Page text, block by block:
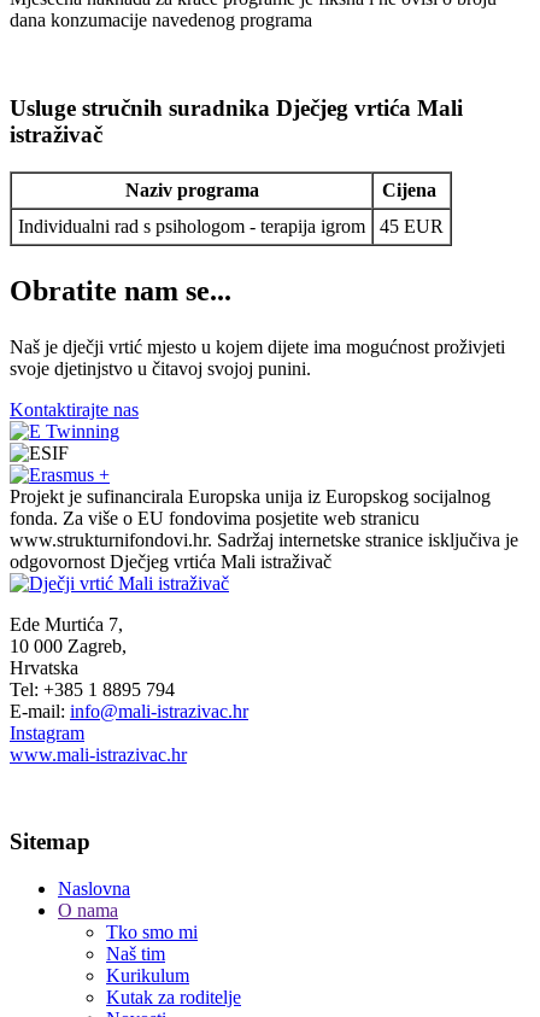
dana konzumacije navedenog programa
Usluge stručnih suradnika Dječjeg vrtića Mali
istraživač
Naziv programa
Cijena
Individualni rad s psihologom - terapija igrom
45 EUR
Obratite nam se...
Naš je dječji vrtić mjesto u kojem dijete ima mogućnost proživjeti
svoje djetinjstvo u čitavoj svojoj punini.
Kontaktirajte nas
Projekt je sufinancirala Europska unija iz Europskog socijalnog
fonda. Za više o EU fondovima posjetite web stranicu
www.strukturnifondovi.hr. Sadržaj internetske stranice isključiva je
odgovornost Dječjeg vrtića Mali istraživač
Ede Murtića 7,
10 000 Zagreb,
Hrvatska
Tel: +385 1 8895 794
E-mail: info@mali-istrazivac.hr
Instagram
www.mali-istrazivac.hr
Sitemap
Naslovna
O nama
Tko smo mi
Naš tim
Kurikulum
Kutak za roditelje